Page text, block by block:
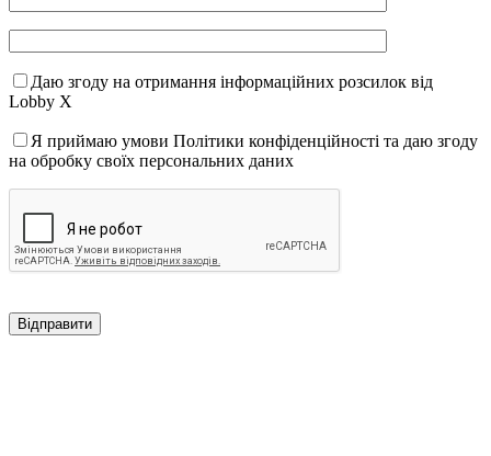
Даю згоду на отримання інформаційних розсилок від
Lobby X
Я приймаю умови Політики конфіденційності та даю згоду
на обробку своїх персональних даних